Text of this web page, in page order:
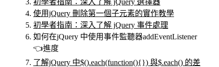
使用jQuery 刪除第一個子元素的實作教學
初學者指南：深入了解 jQuery 事件處理
如何在jQuery 中使用事件監聽器addEventListener
👈進度
了解jQuery 中$().each(function(){}) 與$.each() 的差